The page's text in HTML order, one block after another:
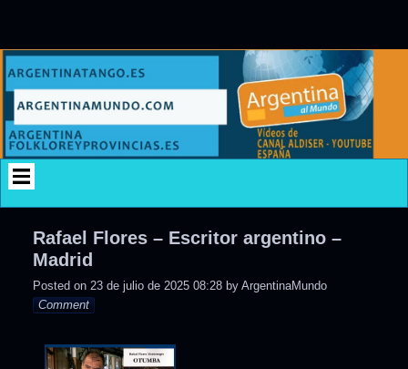
content
Rafael Flores – Escritor argentino –
Madrid
Posted on 23 de julio de 2025 08:28 by ArgentinaMundo
Comment